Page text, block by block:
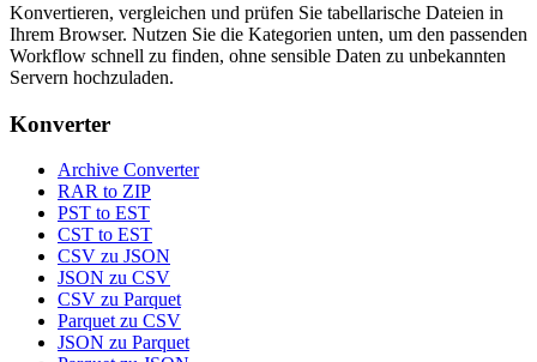
Konvertieren, vergleichen und prüfen Sie tabellarische Dateien in
Ihrem Browser. Nutzen Sie die Kategorien unten, um den passenden
Workflow schnell zu finden, ohne sensible Daten zu unbekannten
Servern hochzuladen.
Konverter
Archive Converter
RAR to ZIP
PST to EST
CST to EST
CSV zu JSON
JSON zu CSV
CSV zu Parquet
Parquet zu CSV
JSON zu Parquet